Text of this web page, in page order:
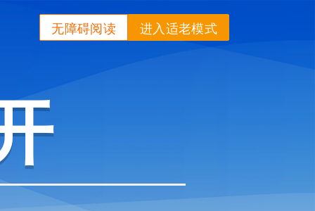
进入适老模式
无障碍阅读